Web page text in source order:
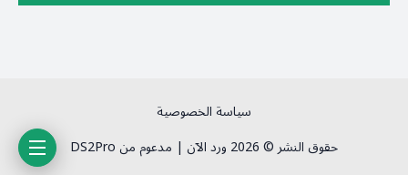
سياسة الخصوصية
حقوق النشر © 2026 ورد الآن | مدعوم من DS2Pro